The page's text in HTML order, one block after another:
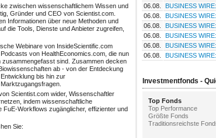
zwischen wissenschaftlichem Wissen und
Gründer und CEO von Scientist.com.
Informationen über neue Methoden und
die Tools, Dienste und Anbieter zugreifen,
Webinare von InsideScientific.com
von HealthEconomics.com, die nun
sind. Zusammen decken
ab - von der Entdeckung
bis hin zur
Scientist.com wider, Wissenschaftler
indem wissenschaftliche
Workflows zugänglicher, effizienter und
Sie:
06.08.
BUSINESS
06.08.
BUSINESS
06.08.
BUSINESS
06.08.
BUSINESS
06.08.
BUSINESS
06.08.
BUSINESS
Investmentfonds -
Top Fonds
Top Performance
Größte Fonds
Traditionsreichste